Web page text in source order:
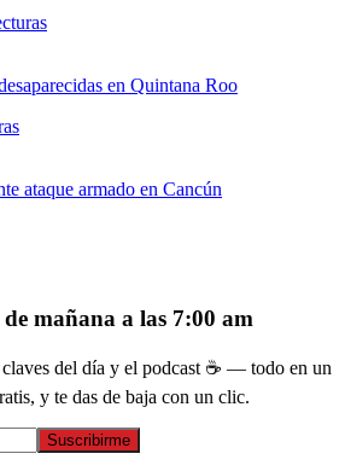
en Quintana Roo
ataque armado en Cancún
mañana a las 7:00 am
del día y el podcast ☕ — todo en un
y te das de baja con un clic.
Suscribirme